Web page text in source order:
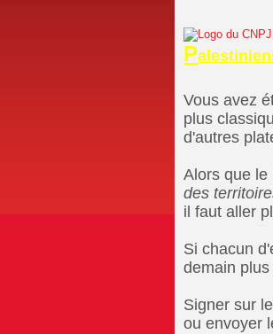
P
Vous avez
plus
d'autres
Alors que le
des
il faut aller
Si chacun
demain
Signer sur
ou envoyer